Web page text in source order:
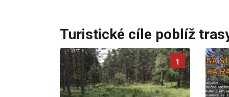
Turistické cíle poblíž
1